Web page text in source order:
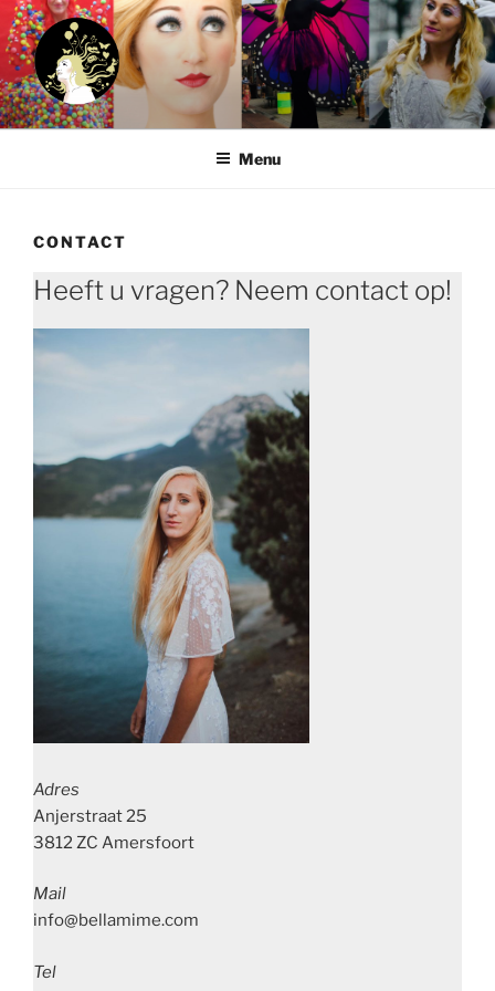
Ga
naar
de
inhoud
Menu
CONTACT
Heeft u vragen? Neem contact op!
Adres
Anjerstraat 25
3812 ZC Amersfoort
Mail
info@bellamime.com
Tel